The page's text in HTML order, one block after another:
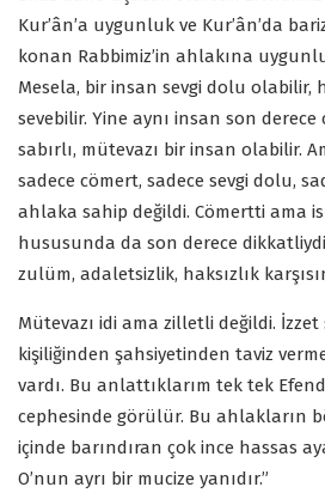
Kur’ân’a uygunluk ve Kur’ân’da
konan Rabbimiz’in ahlakına
Mesela, bir insan sevgi dolu olabilir,
sevebilir. Yine aynı insan son
sabırlı, mütevazı bir insan olabilir.
sadece cömert, sadece sevgi dolu,
ahlaka sahip değildi. Cömertti ama
hususunda da son derece
zulüm, adaletsizlik, haksızlık
Mütevazı idi ama zilletli değildi. İzzet
kişiliğinden şahsiyetinden taviz
vardı. Bu anlattıklarım tek tek
cephesinde görülür. Bu ahlakların
içinde barındıran çok ince hassas
O’nun ayrı bir mucize yanıdır.”